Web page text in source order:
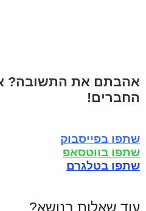
אהבתם את התשובה?
החברים!
שתפו בפייסבוק
שתפו בווטסאפ
שתפו בטלגרם
עוד שאלות בנושא?